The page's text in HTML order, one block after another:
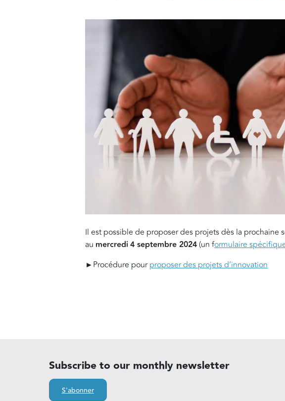
Il est possible de proposer des projets dès la prochaine
au mercredi4 septembre 2024(un formulaire
►Procédure pourproposer des projets d’innovation
Subscribe to our monthly newsletter
S'abonner